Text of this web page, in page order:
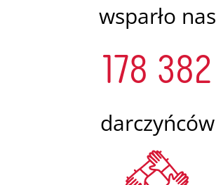
wsparło nas
178 382
darczyńców